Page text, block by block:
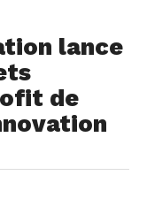
lance
de